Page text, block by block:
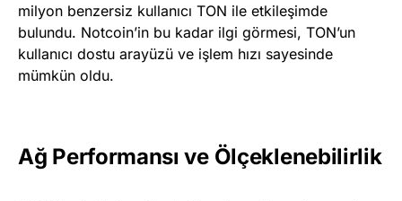
milyon benzersiz kullanıcı TON ile etkileşimde
bulundu. Notcoin’in bu kadar ilgi görmesi, TON’un
kullanıcı dostu arayüzü ve işlem hızı sayesinde
mümkün oldu.
Ağ Performansı ve Ölçeklenebilirlik